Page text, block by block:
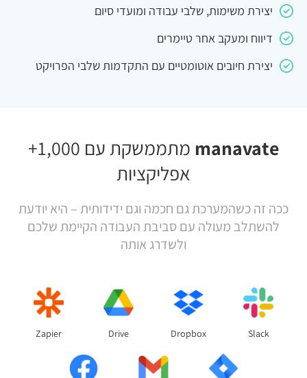
יצירת משימות, שלבי עבודה ומועדי סיום
דיווח ומעקב אחר טיימרים
יצירת חיובים אוטומטיים עם התקדמות שלבי הפרויקט
manavate
מתממשקת עם 1,000+
אפליקציות
ככה זה כשהמערכת גם חכמה וגם ידידותית – היא יודעת
להשתלב מעולה עם סביבת העבודה הקיימת שלכם
ולשדרג אותה
Slack
Dropbox
Drive
Zapier